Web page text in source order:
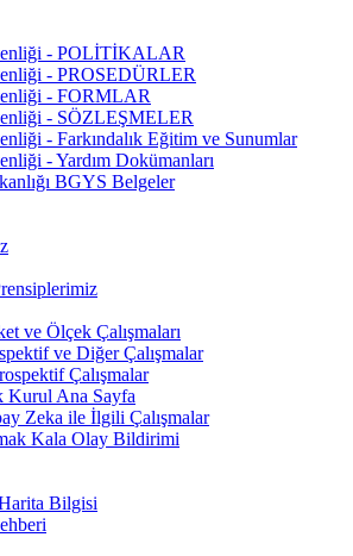
- POLİTİKALAR
- PROSEDÜRLER
- FORMLAR
- SÖZLEŞMELER
- Farkındalık Eğitim ve Sunumlar
- Yardım Dokümanları
BGYS Belgeler
ve Ölçek Çalışmaları
ve Diğer Çalışmalar
Çalışmalar
Kurul Ana Sayfa
Zeka ile İlgili Çalışmalar
Kala Olay Bildirimi
Bilgisi